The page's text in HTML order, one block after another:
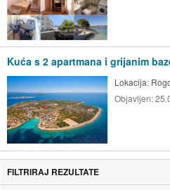
Kuća s 2 apartmana i grijanim
Lokacija:
Objavljen:
FILTRIRAJ REZULTATE